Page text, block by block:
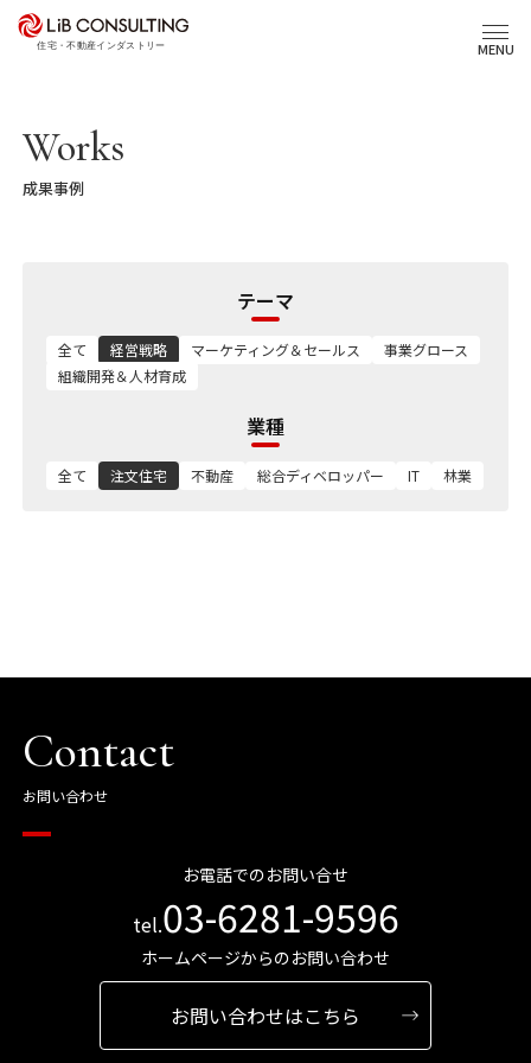
MENU
プロジェクト事例
エキスパート
事業本部理念
03-6281-9596
Works
成果事例
テーマ
全て 経営戦略 マーケティング＆セールス
事業グロース
組織開発＆人材育成
業種
全て 注文住宅 不動産 総合ディベロッパー IT 林業
Contact
お問い合わせ
お電話でのお問い合せ
tel.03-6281-9596
ホームページからのお問い合わせ
お問い合わせはこちら